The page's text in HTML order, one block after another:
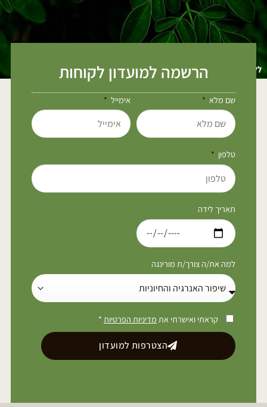
הרשמה למועדון לקוחות
שם מלא אימייל
טלפון
תאריך לידה
למה את/ה צורך/ת מורינגה
קראתי ואישרתי את מדיניות הפרטיות *
הצטרפות למועדון